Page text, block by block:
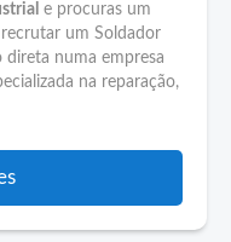
e procuras um
um Soldador
direta numa empresa
na reparação,